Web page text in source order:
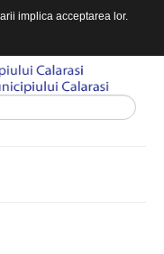
implica acceptarea lor.